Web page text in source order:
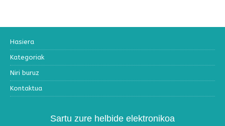
Hasiera
Kategoriak
Niri buruz
Kontaktua
Sartu zure helbide elektronikoa